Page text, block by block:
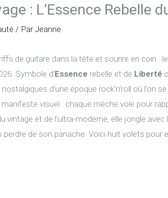
: L’Essence Rebelle
/ Par Jeanne
de guitare dans la tête et sourire en coin :
Symbole d’Essence rebelle et de Liberté
d’une époque rock’n’roll où l’on
visuel : chaque mèche vole pour
vintage et de l’ultra-moderne, elle jongle
de son panache. Voici huit volets